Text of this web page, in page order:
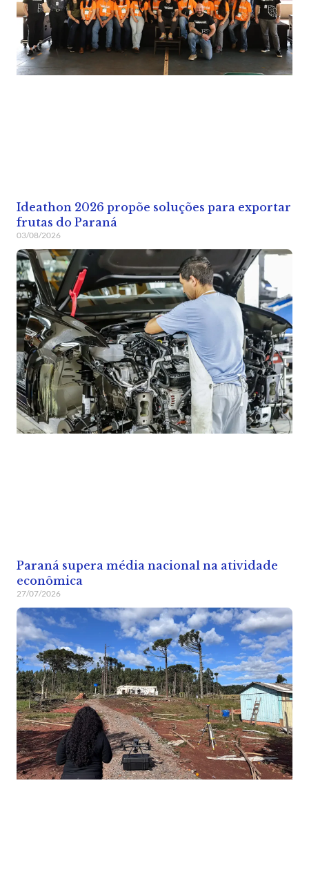
Ideathon 2026 propõe soluções para exportar
frutas do Paraná
03/08/2026
Paraná supera média nacional na atividade
econômica
27/07/2026